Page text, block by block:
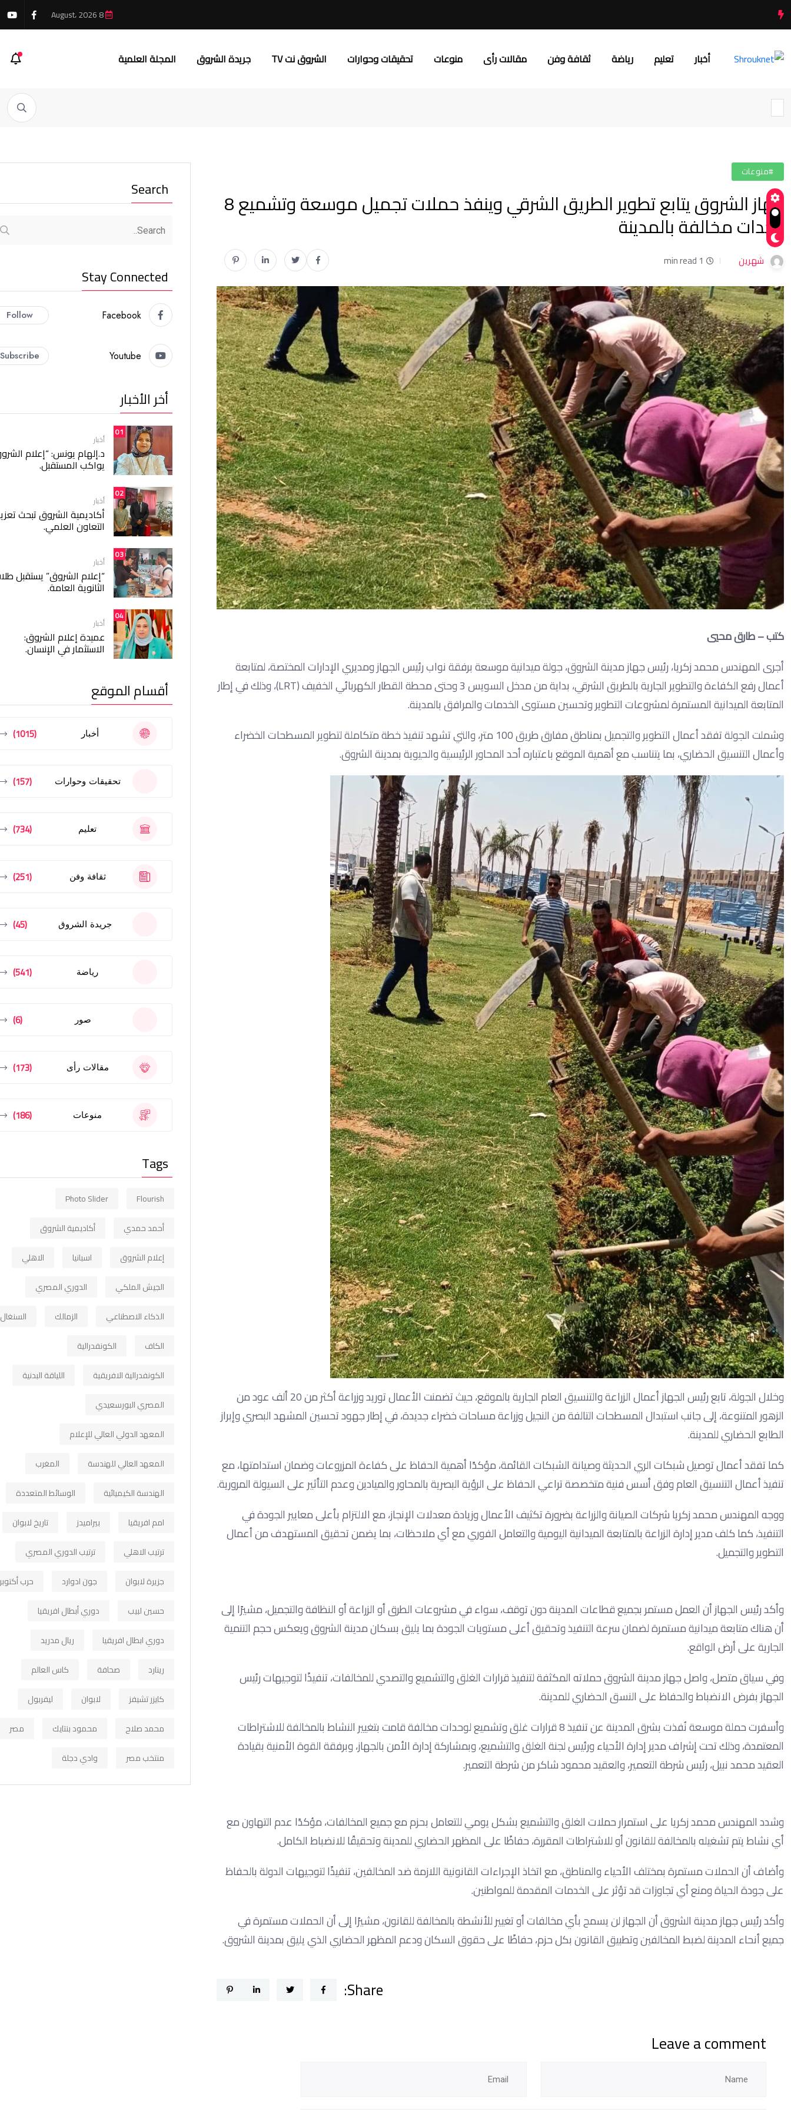
أخبار تعليم رياضة ثقافة وفن مقالات رأى منوعات تحقيقات وحوارات الشروق نت TV جريدة الشروق المجلة العلمية
#منوعات
جهاز الشروق يتابع تطوير الطريق الشرقي وينفذ حملات تجميل موسعة وتشميع 8
وحدات مخالفة بالمدينة
شهرين 1 min read
كتب – طارق محيي
أجرى المهندس محمد زكريا، رئيس جهاز مدينة الشروق، جولة ميدانية موسعة برفقة نواب رئيس الجهاز ومديري الإدارات المختصة، لمتابعة
أعمال رفع الكفاءة والتطوير الجارية بالطريق الشرقي، بداية من مدخل السويس 3 وحتى محطة القطار الكهربائي الخفيف (LRT)، وذلك في إطار
المتابعة الميدانية المستمرة لمشروعات التطوير وتحسين مستوى الخدمات والمرافق بالمدينة.
وشملت الجولة تفقد أعمال التطوير والتجميل بمناطق مفارق طريق 100 متر، والتي تشهد تنفيذ خطة متكاملة لتطوير المسطحات الخضراء
وأعمال التنسيق الحضاري، بما يتناسب مع أهمية الموقع باعتباره أحد المحاور الرئيسية والحيوية بمدينة الشروق.
وخلال الجولة، تابع رئيس الجهاز أعمال الزراعة والتنسيق العام الجارية بالموقع، حيث تضمنت الأعمال توريد وزراعة أكثر من 20 ألف عود من
الزهور المتنوعة، إلى جانب استبدال المسطحات التالفة من النجيل وزراعة مساحات خضراء جديدة، في إطار جهود تحسين المشهد البصري وإبراز
الطابع الحضاري للمدينة.
كما تفقد أعمال توصيل شبكات الري الحديثة وصيانة الشبكات القائمة، مؤكدًا أهمية الحفاظ على كفاءة المزروعات وضمان استدامتها، مع
تنفيذ أعمال التنسيق العام وفق أسس فنية متخصصة تراعي الحفاظ على الرؤية البصرية بالمحاور والميادين وعدم التأثير على السيولة المرورية.
ووجه المهندس محمد زكريا شركات الصيانة والزراعة بضرورة تكثيف الأعمال وزيادة معدلات الإنجاز، مع الالتزام بأعلى معايير الجودة في
التنفيذ، كما كلف مدير إدارة الزراعة بالمتابعة الميدانية اليومية والتعامل الفوري مع أي ملاحظات، بما يضمن تحقيق المستهدف من أعمال
التطوير والتجميل.
وأكد رئيس الجهاز أن العمل مستمر بجميع قطاعات المدينة دون توقف، سواء في مشروعات الطرق أو الزراعة أو النظافة والتجميل، مشيرًا إلى
أن هناك متابعة ميدانية مستمرة لضمان سرعة التنفيذ وتحقيق أعلى مستويات الجودة بما يليق بسكان مدينة الشروق ويعكس حجم التنمية
الجارية على أرض الواقع.
وفي سياق متصل، واصل جهاز مدينة الشروق حملاته المكثفة لتنفيذ قرارات الغلق والتشميع والتصدي للمخالفات، تنفيذًا لتوجيهات رئيس
الجهاز بفرض الانضباط والحفاظ على النسق الحضاري للمدينة.
وأسفرت حملة موسعة نُفذت بشرق المدينة عن تنفيذ 8 قرارات غلق وتشميع لوحدات مخالفة قامت بتغيير النشاط بالمخالفة للاشتراطات
المعتمدة، وذلك تحت إشراف مدير إدارة الأحياء ورئيس لجنة الغلق والتشميع، وبمشاركة إدارة الأمن بالجهاز، وبرفقة القوة الأمنية بقيادة
العقيد محمد نبيل، رئيس شرطة التعمير، والعقيد محمود شاكر من شرطة التعمير.
وشدد المهندس محمد زكريا على استمرار حملات الغلق والتشميع بشكل يومي للتعامل بحزم مع جميع المخالفات، مؤكدًا عدم التهاون مع
أي نشاط يتم تشغيله بالمخالفة للقانون أو للاشتراطات المقررة، حفاظًا على المظهر الحضاري للمدينة وتحقيقًا للانضباط الكامل.
وأضاف أن الحملات مستمرة بمختلف الأحياء والمناطق، مع اتخاذ الإجراءات القانونية اللازمة ضد المخالفين، تنفيذًا لتوجيهات الدولة بالحفاظ
على جودة الحياة ومنع أي تجاوزات قد تؤثر على الخدمات المقدمة للمواطنين.
وأكد رئيس جهاز مدينة الشروق أن الجهاز لن يسمح بأي مخالفات أو تغيير للأنشطة بالمخالفة للقانون، مشيرًا إلى أن الحملات مستمرة في
جميع أنحاء المدينة لضبط المخالفين وتطبيق القانون بكل حزم، حفاظًا على حقوق السكان ودعم المظهر الحضاري الذي يليق بمدينة الشروق.
Share:
Leave a comment
Search
Stay Connected
Facebook
Follow
Youtube
Subscribe
أخر الأخبار
01
أخبار
د.إلهام يونس: “إعلام
يواكب المستقبل.
02
أخبار
أكاديمية الشروق تبحث
التعاون العلمي.
03
أخبار
“إعلام الشروق” يستقبل
الثانوية العامة.
04
أخبار
عميدة إعلام الشروق:
الاستثمار في الإنسان.
أقسام الموقع
أخبار (1015)
تحقيقات وحوارات (157)
تعليم (734)
ثقافة وفن (251)
جريدة الشروق (45)
رياضة (541)
صور (6)
مقالات رأى (173)
منوعات (186)
Tags
Flourish
Photo Slider
أحمد حمدي
أكاديمية الشروق
إعلام الشروق
اسبانيا
الاهلي
الجيش الملكي
الدوري المصري
الذكاء الاصطناعي
الزمالك
السنغال
الكاف
الكونفدرالية
الكونفدرالية الافريقية
اللياقة البدنية
المصري البورسعيدي
المعهد الدولي العالي للإعلام
المعهد العالي للهندسة
المغرب
الهندسة الكيميائية
الوسائط المتعددة
امم افريقيا
بيراميدز
تاريخ لابوان
ترتيب الاهلي
ترتيب الدوري المصري
جزيرة لابوان
جون ادوارد
حرب أكتوبر
حسين لبيب
دوري أبطال افريقيا
دوري ابطال افريقيا
ريال مدريد
رينارد
صحافة
كاس العالم
كايزر تشيفز
لابوان
ليفربول
محمد صلاح
محمود بنتايك
مصر
منتخب مصر
وادي دجلة